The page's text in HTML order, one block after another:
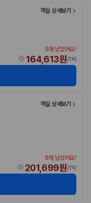
질문
렌트카 업체별 가격, 차종,
비교해야 하나요?
?
할 수 있나요?
해야 하나요?
객실 상세보기
9개 남았어요!
164,613원/1박
객실 상세보기
9개 남았어요!
201,699원/1박